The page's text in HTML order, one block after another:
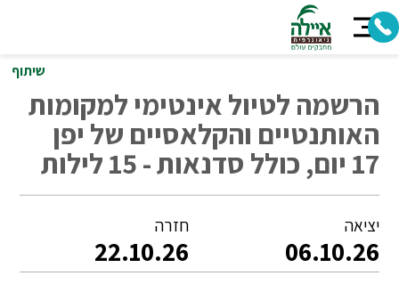
שיתוף
הרשמה לטיול אינטימי למקומות
האותנטיים והקלאסיים של יפן
17 יום, כולל סדנאות - 15 לילות
יציאה
06.10.26
חזרה
22.10.26